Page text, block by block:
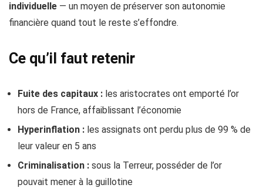
individuelle — un moyen de préserver son autonomie
financière quand tout le reste s’effondre.
Ce qu’il faut retenir
Fuite des capitaux : les aristocrates ont emporté l’or
hors de France, affaiblissant l’économie
Hyperinflation : les assignats ont perdu plus de 99 % de
leur valeur en 5 ans
Criminalisation : sous la Terreur, posséder de l’or
pouvait mener à la guillotine